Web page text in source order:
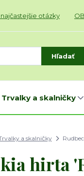
najčastejšie otázky
Hľadať
Trvalky a skalničky
a skalničky
hirta